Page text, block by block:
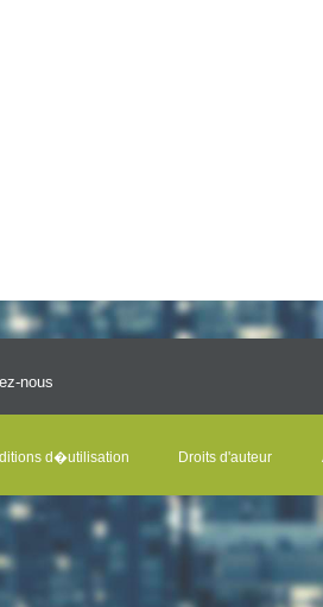
nous
d�utilisation Droits d'auteur